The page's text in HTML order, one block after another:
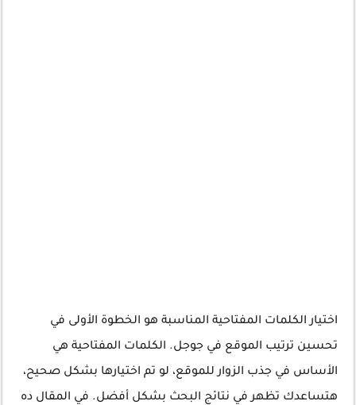
اختيار الكلمات المفتاحية المناسبة هو الخطوة الأولى في
تحسين ترتيب الموقع في جوجل. الكلمات المفتاحية هي
الأساس في جذب الزوار للموقع، لو تم اختيارها بشكل صحيح،
هتساعدك تظهر في نتائج البحث بشكل أفضل. في المقال ده